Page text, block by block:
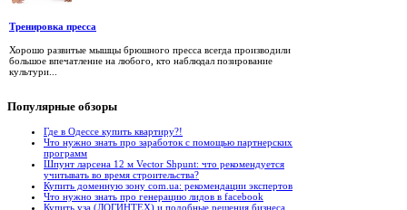
Тренировка пресса
Хорошо развитые мышцы брюшного пресса всегда производили
большое впечатление на любого, кто наблюдал позирование
культури...
Популярные обзоры
Где в Одессе купить квартиру?!
Что нужно знать про заработок с помощью партнерских
программ
Шпунт ларсена 12 м Vector Shpunt: что рекомендуется
учитывать во время строительства?
Купить доменную зону com.ua: рекомендации экспертов
Что нужно знать про генерацию лидов в facebook
Купить уза (ЛОГИНТЕХ) и подобные решения бизнеса